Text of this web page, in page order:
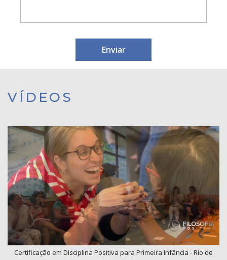
VÍDEOS
Certificação em Disciplina Positiva para Primeira Infância - Rio de